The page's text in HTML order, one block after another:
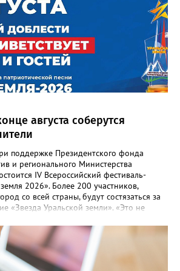
отсутствовало взаимодействие с
организацией, ЕДДС и иными службами»,
Главного управления ГЖИ Ирина
раз, рекомендовали в
должны действовать слаженно. И
информацией со всеми
от поставщика тепла до конечных
августа соберутся
поддержке Президентского фонда
и регионального Министерства
IV Всероссийский фестиваль-
2026». Более 200 участников,
со всей страны, будут состязаться за
«Звезда Уральской земли». «Это не
мастер-классы от ведущих
победителей прошлых лет и
- сообщает оргкомитет. Вход на все
будет свободным. В 2025 году в